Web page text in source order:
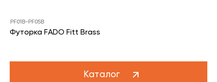
PF01B-PF05B
Футорка FADO Fitt Brass
Каталог